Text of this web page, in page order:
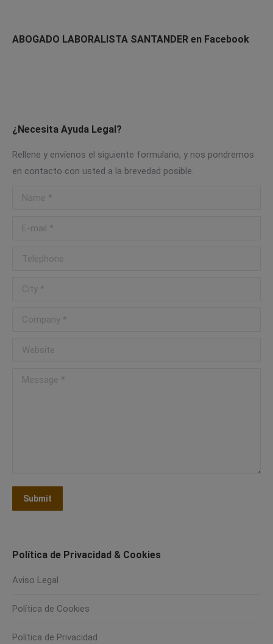
ABOGADO LABORALISTA SANTANDER en Facebook
¿Necesita Ayuda Legal?
Rellene y envíenos el siguiente formulario, y nos pondremos
en contacto con usted a la brevedad posible.
Name *
E-mail *
Telephone
City *
Company *
Website
Message *
Submit
Política de Privacidad & Cookies
Aviso Legal
Política de Cookies
Política de Privacidad